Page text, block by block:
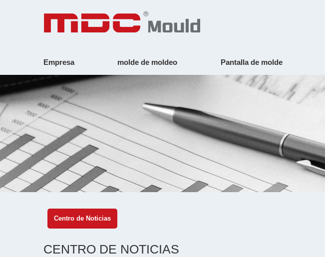
Empresa molde de moldeo Pantalla de molde
Centro de Noticias
CENTRO DE NOTICIAS